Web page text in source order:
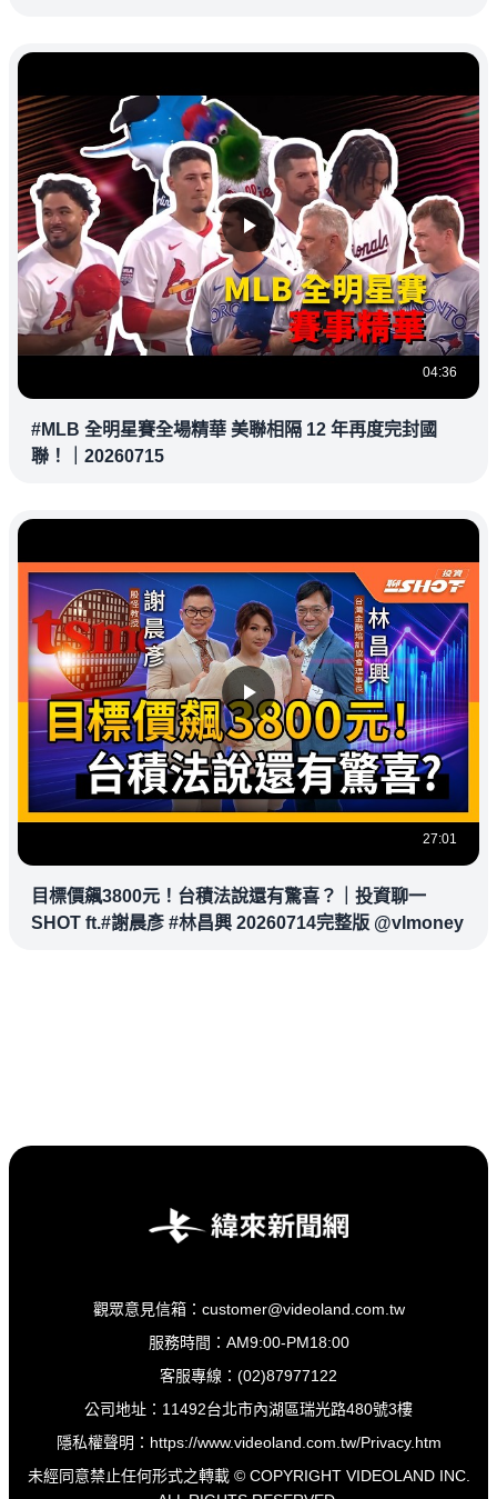
04:36
#MLB 全明星賽全場精華 美聯相隔 12 年再度完封國
聯！｜20260715
27:01
目標價飆3800元！台積法說還有驚喜？｜投資聊一
SHOT ft.#謝晨彥 #林昌興 20260714完整版 @vlmoney
觀眾意見信箱：customer@videoland.com.tw
服務時間：AM9:00-PM18:00
客服專線：(02)87977122
公司地址：11492台北市內湖區瑞光路480號3樓
隱私權聲明： https://www.videoland.com.tw/Privacy.htm
未經同意禁止任何形式之轉載 © COPYRIGHT VIDEOLAND INC.